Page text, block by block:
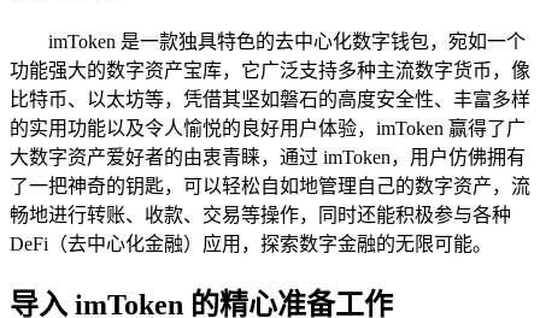
imToken 是一款独具特色的去中心化数字钱包，宛如一个
功能强大的数字资产宝库，它广泛支持多种主流数字货币，像
比特币、以太坊等，凭借其坚如磐石的高度安全性、丰富多样
的实用功能以及令人愉悦的良好用户体验，imToken 赢得了广
大数字资产爱好者的由衷青睐，通过 imToken，用户仿佛拥有
了一把神奇的钥匙，可以轻松自如地管理自己的数字资产，流
畅地进行转账、收款、交易等操作，同时还能积极参与各种
DeFi（去中心化金融）应用，探索数字金融的无限可能。
导入 imToken 的精心准备工作